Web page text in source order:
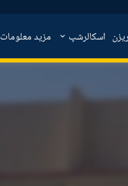
اسکالرشپ مزید معلومات